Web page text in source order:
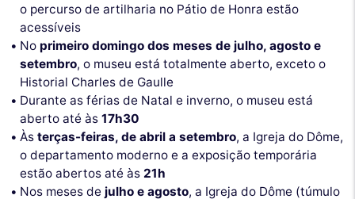
o percurso de artilharia no Pátio de Honra estão
acessíveis
No primeiro domingo dos meses de julho, agosto e
setembro, o museu está totalmente aberto, exceto o
Historial Charles de Gaulle
Durante as férias de Natal e inverno, o museu está
aberto até às17h30
Àsterças-feiras, de abril a setembro, a Igreja do Dôme,
o departamento moderno e a exposição temporária
estão abertos até às21h
Nos meses de julho e agosto, a Igreja do Dôme (túmulo